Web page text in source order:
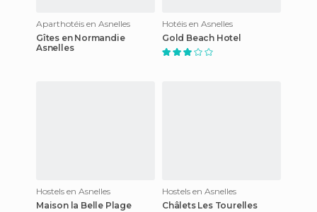
Aparthotéis en Asnelles
Gîtes en Normandie
Asnelles
Hotéis en Asnelles
Gold Beach Hotel
Hostels en Asnelles
Maison la Belle Plage
Hostels en Asnelles
Châlets Les Tourelles